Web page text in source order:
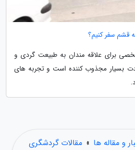
قشم سفر کنیم؟
برای علاقه مندان به طبیعت گردی و
بسیار مجذوب کننده است و تجربه های
و مقاله ها » مقالات گردشگری